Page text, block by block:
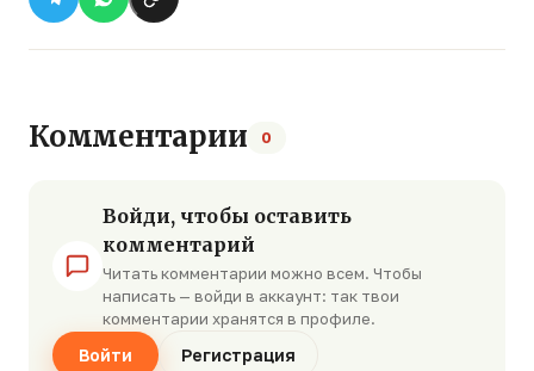
Комментарии 0
Войди, чтобы оставить
комментарий
Читать комментарии можно всем. Чтобы
написать — войди в аккаунт: так твои
комментарии хранятся в профиле.
Войти Регистрация